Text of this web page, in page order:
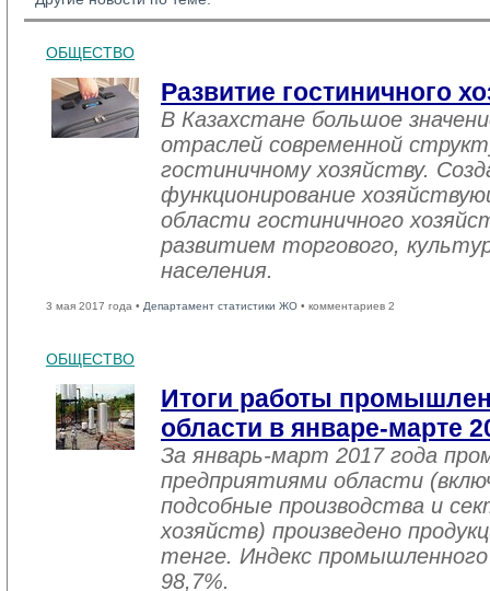
ОБЩЕСТВО
Развитие гостиничного
В Казахстане большое
отраслей современной
гостиничному хозяйству.
функционирование
области гостиничного
развитием торгового,
населения.
3 мая 2017 года • Департамент статистики ЖО • комментариев 2
ОБЩЕСТВО
Итоги работы
области в январе-марте
За январь-март 2017 года
предприятиями области
подсобные производства и
хозяйств) произведено
тенге. Индекс
98,7%.